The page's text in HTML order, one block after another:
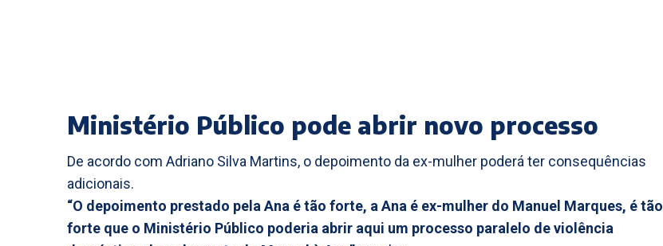
Ministério Público pode abrir novo processo
De acordo com Adriano Silva Martins, o depoimento da ex-mulher poderá ter consequências
adicionais.
“O depoimento prestado pela Ana é tão forte, a Ana é ex-mulher do Manuel Marques, é tão
forte que o Ministério Público poderia abrir aqui um processo paralelo de violência